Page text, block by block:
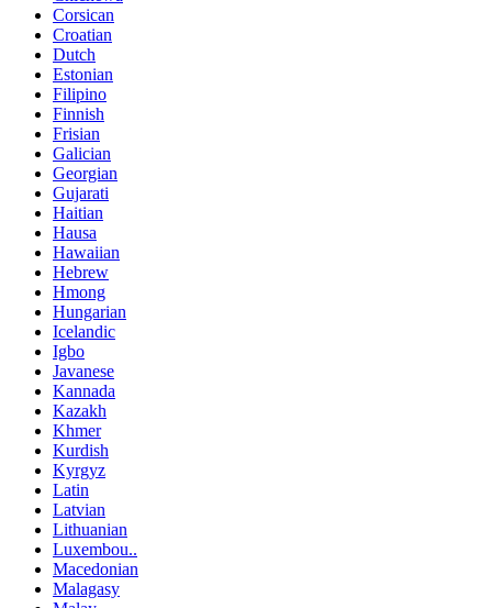
Corsican
Croatian
Dutch
Estonian
Filipino
Finnish
Frisian
Galician
Georgian
Gujarati
Haitian
Hausa
Hawaiian
Hebrew
Hmong
Hungarian
Icelandic
Igbo
Javanese
Kannada
Kazakh
Khmer
Kurdish
Kyrgyz
Latin
Latvian
Lithuanian
Luxembou..
Macedonian
Malagasy